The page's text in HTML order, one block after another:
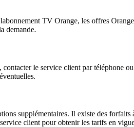
TV Orange, les offres
demande.
le service client par téléphone
supplémentaires. Il existe des
client pour obtenir les tarifs en